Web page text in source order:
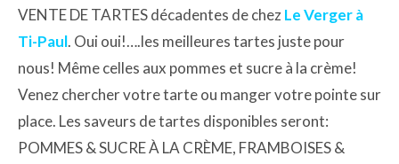
VENTE DE TARTES décadentes de chezLe Verger à
Ti-Paul. Oui oui!….les meilleures tartes juste pour
nous! Même celles aux pommes et sucre à la crème!
Venez chercher votre tarte ou manger votre pointe sur
place. Les saveurs de tartes disponibles seront:
POMMES & SUCRE À LA CRÈME, FRAMBOISES &